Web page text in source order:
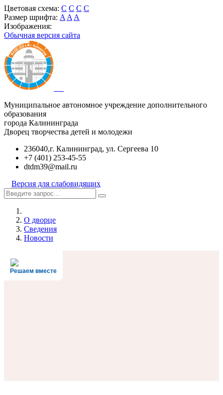
Цветовая схема: C C C C
Размер шрифта: A A A
Изображения:
Обычная версия сайта
Муниципальное автономное учреждение дополнительного
образования
города Калининграда
Дворец творчества детей и молодежи
236040,г. Калининград, ул. Сергеева 10
+7 (401) 253-45-55
dtdm39@mail.ru
Версия для слабовидящих
О дворце
Сведения
Новости
Решаем вместе